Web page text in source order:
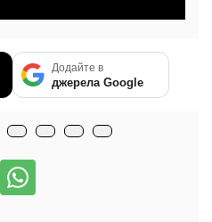
Додайте в
джерела Google